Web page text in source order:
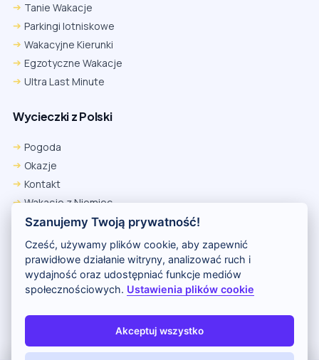
Tanie Wakacje
Parkingi lotniskowe
Wakacyjne Kierunki
Egzotyczne Wakacje
Ultra Last Minute
Wycieczki z Polski
Pogoda
Okazje
Kontakt
Wakacje z Niemiec
Polityka Prywatności
Wakacje w Egipcie
Rankingi hoteli
Kontakt i reklama
Polityka prywatności
Copyright (c) 2026 Odkryj Wakacje
Szanujemy Twoją prywatność!
Cześć, używamy plików cookie, aby zapewnić
prawidłowe działanie witryny, analizować ruch i
wydajność oraz udostępniać funkcje mediów
społecznościowych. Ustawienia plików cookie
Akceptuj wszystko